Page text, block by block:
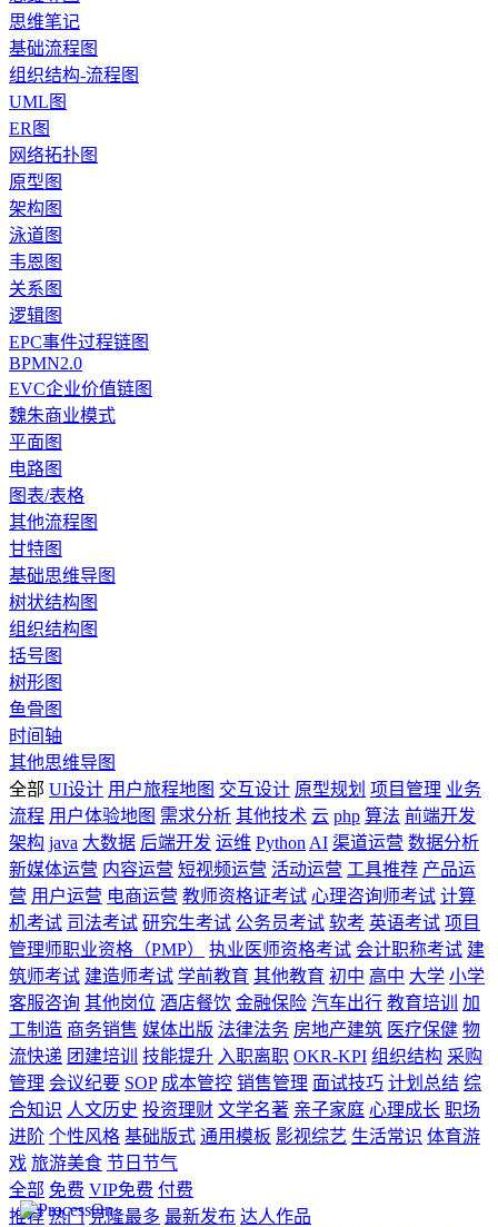
思维笔记
基础流程图
组织结构-流程图
UML图
ER图
网络拓扑图
原型图
架构图
泳道图
韦恩图
关系图
逻辑图
EPC事件过程链图
BPMN2.0
EVC企业价值链图
魏朱商业模式
平面图
电路图
图表/表格
其他流程图
甘特图
基础思维导图
树状结构图
组织结构图
括号图
树形图
鱼骨图
时间轴
其他思维导图
全部 UI设计 用户旅程地图 交互设计 原型规划 项目管理 业务
流程 用户体验地图 需求分析 其他技术 云 php 算法 前端开发
架构 java 大数据 后端开发 运维 Python AI 渠道运营 数据分析
新媒体运营 内容运营 短视频运营 活动运营 工具推荐 产品运
营 用户运营 电商运营 教师资格证考试 心理咨询师考试 计算
机考试 司法考试 研究生考试 公务员考试 软考 英语考试 项目
管理师职业资格（PMP）
执业医师资格考试 会计职称考试 建
筑师考试 建造师考试 学前教育 其他教育 初中 高中 大学 小学
客服咨询 其他岗位 酒店餐饮 金融保险 汽车出行 教育培训
加
工制造 商务销售 媒体出版 法律法务 房地产建筑 医疗保健 物
流快递 团建培训 技能提升 入职离职 OKR-KPI 组织结构 采购
管理 会议纪要 SOP 成本管控 销售管理 面试技巧 计划总结 综
合知识 人文历史 投资理财 文学名著 亲子家庭 心理成长 职场
进阶 个性风格 基础版式 通用模板 影视综艺 生活常识 体育游
戏 旅游美食 节日节气
全部 免费 VIP免费 付费
推荐 热门 克隆最多 最新发布 达人作品